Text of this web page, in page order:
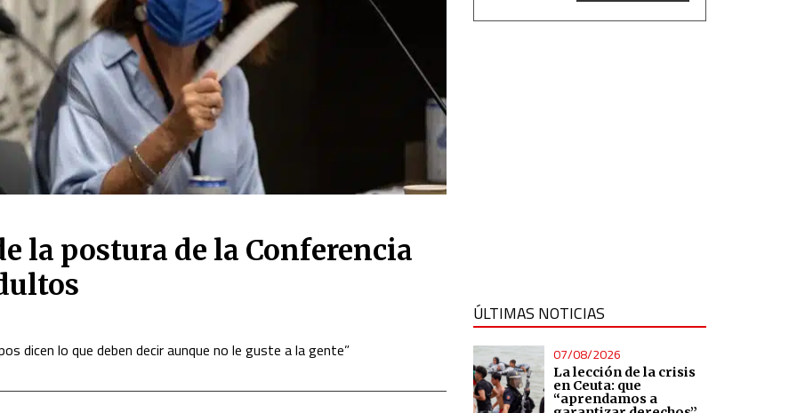
la postura de la Conferencia
dicen lo que deben decir aunque no le guste a la gente”
ÚLTIMAS NOTICIAS
07/08/2026
La lección de la crisis
en Ceuta: que
“aprendamos a